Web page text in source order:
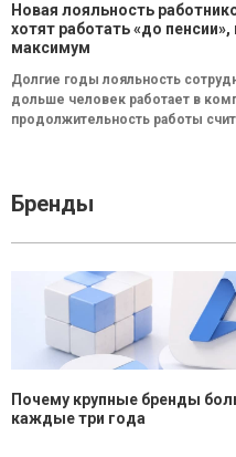
Новая лояльность
хотят работать «до
максимум
Долгие годы лояльность
дольше человек работает в
продолжительность работы
Бренды
Почему крупные бренды
каждые три года